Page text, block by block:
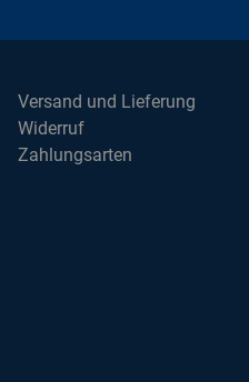
Versand und Lieferung
Widerruf
Zahlungsarten